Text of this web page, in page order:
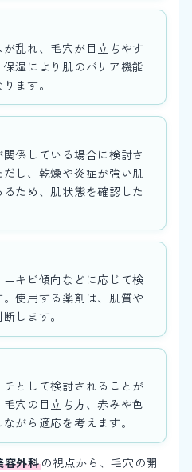
乱れ、毛穴が目立ちやす
湿により肌のバリア機能
ます。
係している場合に検討さ
し、乾燥や炎症が強い肌
ため、肌状態を確認した
キビ傾向などに応じて検
使用する薬剤は、肌質や
します。
として検討されることが
穴の目立ち方、赤みや色
がら適応を考えます。
容外科の視点から、毛穴の開